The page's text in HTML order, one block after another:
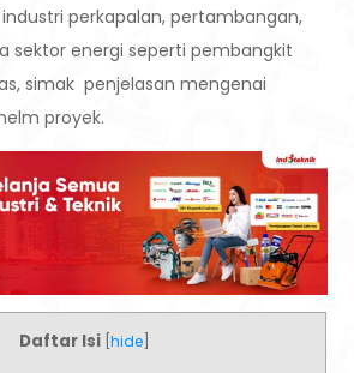
perkapalan, pertambangan,
sektor energi seperti pembangkit
simak penjelasan mengenai
proyek.
Daftar Isi [hide